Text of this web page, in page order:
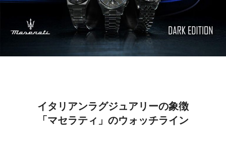
イタリアンラグジュアリーの象徴
「マセラティ」のウォッチライン